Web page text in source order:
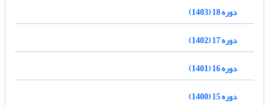
دوره 18 (1403)
دوره 17 (1402)
دوره 16 (1401)
دوره 15 (1400)